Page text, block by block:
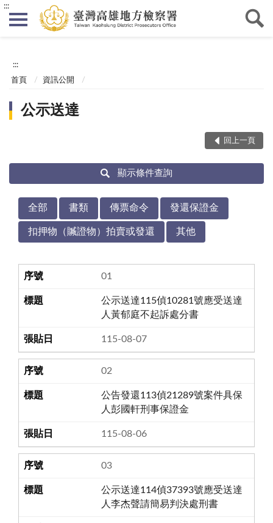
:::
:::
首頁 資訊公開
公示送達
回上一頁
顯示條件查詢
全部 書類 傳票命令 發還保證金
扣押物（贓證物）拍賣或發還 其他
01
公示送達115偵10281號應受送達
人黃郁庭不起訴處分書
115-08-07
02
公告發還113偵21289號案件具保
人彭國軒刑事保證金
115-08-06
03
公示送達114偵37393號應受送達
人李杰聲請簡易判決處刑書